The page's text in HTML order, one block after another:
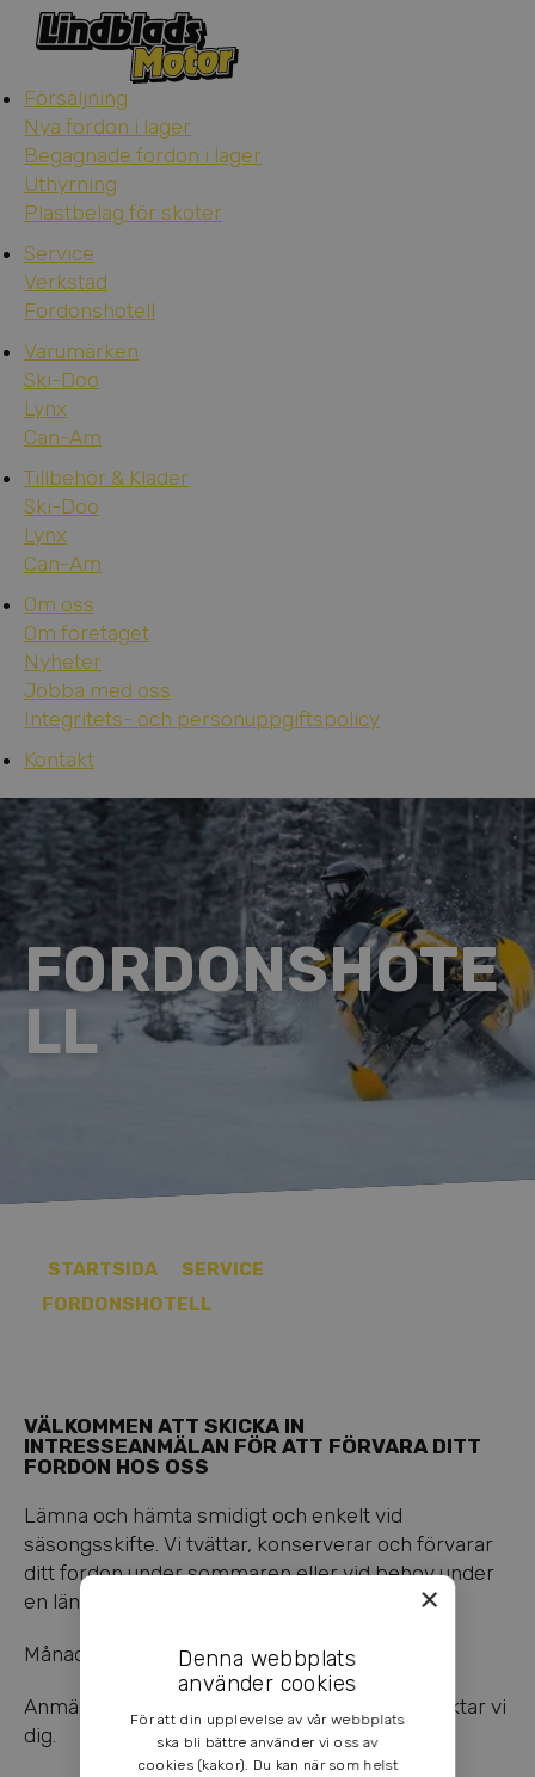
Försäljning
Nya fordon i lager
Begagnade fordon i lager
Uthyrning
Plastbelag för skoter
Service
Verkstad
Fordonshotell
Varumärken
Ski-Doo
Lynx
Can-Am
Tillbehör & Kläder
Ski-Doo
Lynx
Can-Am
Om oss
Om företaget
Nyheter
Jobba med oss
Integritets- och personuppgiftspolicy
Kontakt
FORDONSHOTE
LL
STARTSIDA
SERVICE
FORDONSHOTELL
VÄLKOMMEN ATT SKICKA IN
INTRESSEANMÄLAN FÖR ATT FÖRVARA DITT
FORDON HOS OSS
Lämna och hämta smidigt och enkelt vid
säsongsskifte. Vi tvättar, konserverar och förvarar
ditt fordon under sommaren eller vid behov under
en längre period.
Månadskostnad: 495 kr.
Anmäl intresse via formuläret nedan så kontaktar vi
dig.
×
Denna webbplats
använder cookies
För att din upplevelse av vår webbplats
ska bli bättre använder vi oss av
cookies (kakor). Du kan när som helst